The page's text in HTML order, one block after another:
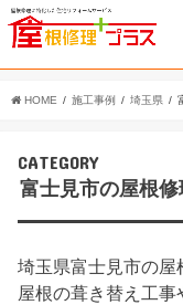
HOME 施工事例 埼玉県
CATEGORY
富士見市の屋根
埼玉県富士見市の屋
屋根の葺き替え工